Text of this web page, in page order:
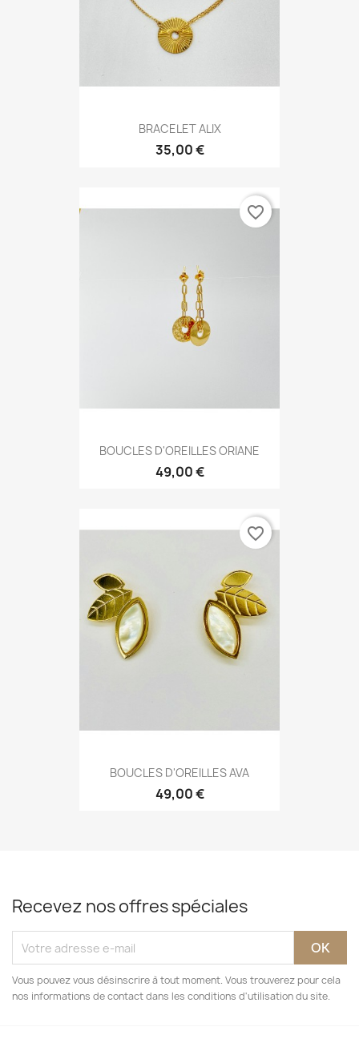
BRACELET ALIX
35,00 €
BOUCLES D'OREILLES ORIANE
49,00 €
favorite_border
BOUCLES D'OREILLES AVA
49,00 €
favorite_border
Recevez nos offres spéciales
Vous pouvez vous désinscrire à tout moment. Vous trouverez pour cela
nos informations de contact dans les conditions d'utilisation du site.